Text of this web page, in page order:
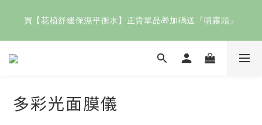
「花植清新潔膚凝膠」
買【花植舒緩保濕平衡水】正貨單品🎁加碼送『噴霧頭』
指定正貨商品任選二件✨享9折！
歡慶父親節🧔🏻即日起～8/8結帳滿 $2000輸入【88快樂】送
「花植清新潔膚凝膠」
多彩光面膜儀